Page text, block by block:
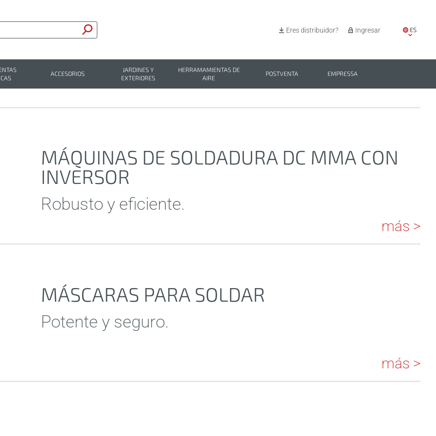
ES
Ingresar
Eres distribuidor?
ACCESORIOS
JARDINES Y
EXTERIORES
HERRAMAMIENTAS DE
AIRE
POSTVENTA EMPRESSA
MÁQUINAS DE SOLDADURA DC MMA CON
INVERSOR
Robusto y eficiente.
más >
MÁSCARAS PARA SOLDAR
Potente y seguro.
más >